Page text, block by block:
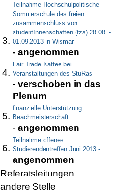
Teilnahme Hochschulpolitische
Sommerschule des freien
zusammenschluss von
studentInnenschaften (fzs) 28.08. -
01.09.2013 in Wismar
- angenommen
Fair Trade Kaffee bei
Veranstaltungen des StuRas
- verschoben in das
Plenum
finanzielle Unterstützung
Beachmeisterschaft
- angenommen
Teilnahme offenes
Studierendentreffen Juni 2013 -
angenommen
Referatsleitungen
andere Stelle